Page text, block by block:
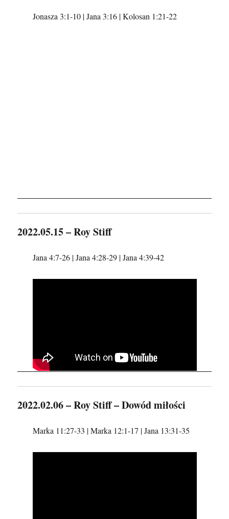
Jonasza 3:1-10 | Jana 3:16 | Kolosan 1:21-22
2022.05.15 – Roy Stiff
Jana 4:7-26 | Jana 4:28-29 | Jana 4:39-42
2022.02.06 – Roy Stiff – Dowód miłości
Marka 11:27-33 | Marka 12:1-17 | Jana 13:31-35